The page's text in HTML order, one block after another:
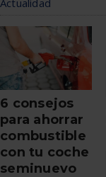
6 consejos
para ahorrar
combustible
con tu coche
seminuevo